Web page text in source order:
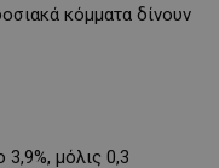
κόμματα δίνουν
μόλις 0,3